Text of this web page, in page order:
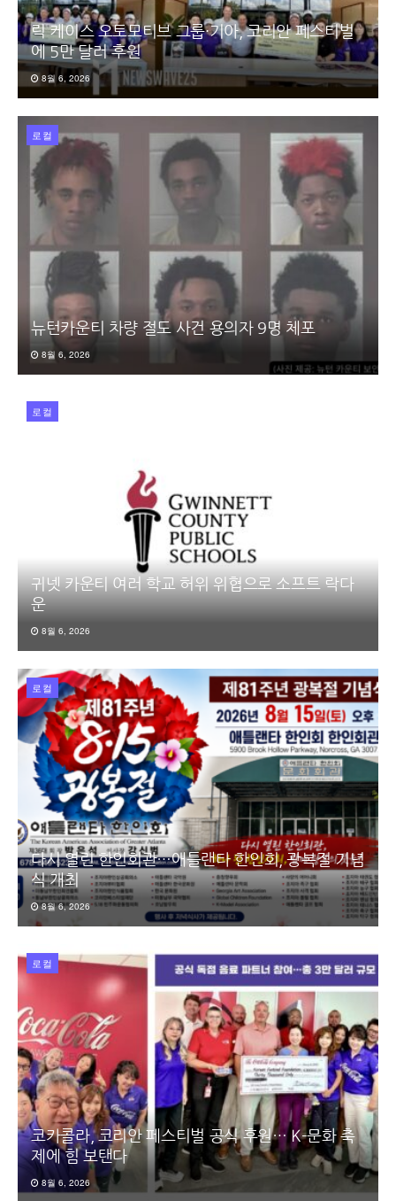
릭 케이스 오토모티브 그룹·기아, 코리안 페스티벌
에 5만 달러 후원
8월 6, 2026
로컬
뉴턴카운티 차량 절도 사건 용의자 9명 체포
8월 6, 2026
로컬
귀넷 카운티 여러 학교 허위 위협으로 소프트 락다
운
8월 6, 2026
로컬
다시 열린 한인회관…애틀랜타 한인회, 광복절 기념
식 개최
8월 6, 2026
로컬
코카콜라, 코리안 페스티벌 공식 후원… K-문화 축
제에 힘 보탠다
8월 6, 2026